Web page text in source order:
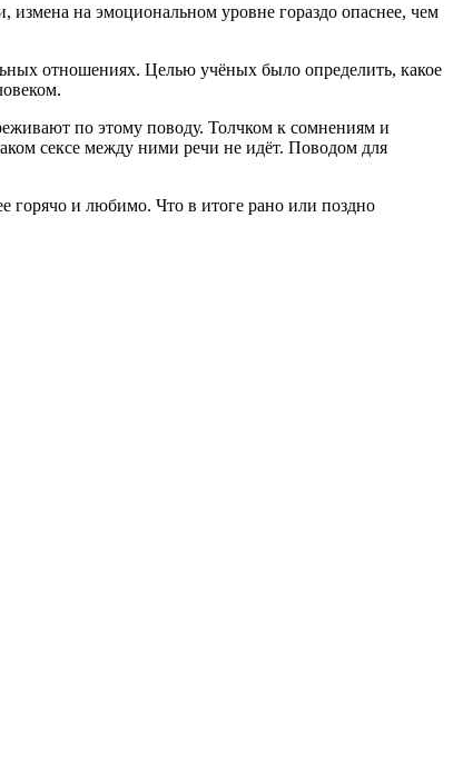
на эмоциональном уровне гораздо опаснее, чем
отношениях. Целью учёных было определить, какое
по этому поводу. Толчком к сомнениям и
сексе между ними речи не идёт. Поводом для
горячо и любимо. Что в итоге рано или поздно